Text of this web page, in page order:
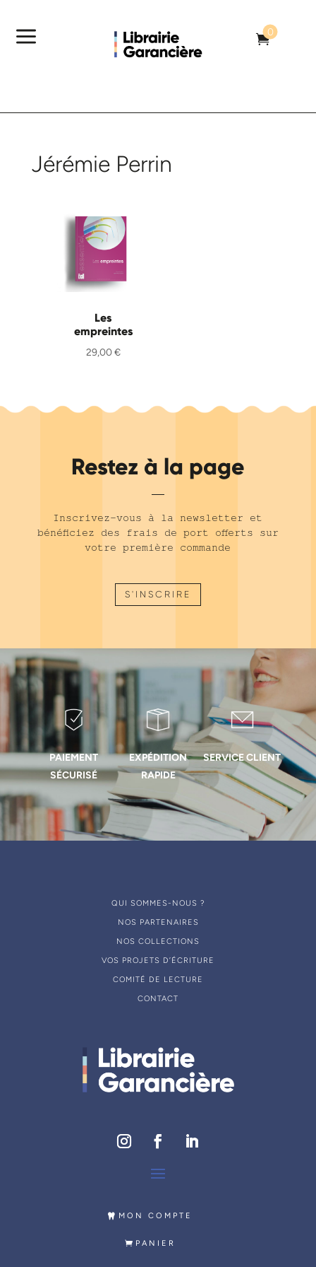
a 
0
Jérémie Perrin
Les
empreintes
29,00€
Restez à la page
Inscrivez-vous à la newsletter et
bénéficiez des frais de port offerts sur
votre première commande
S'INSCRIRE
PAIEMENT
SÉCURISÉ
EXPÉDITION
RAPIDE
SERVICE CLIENT
QUI SOMMES-NOUS ?
NOS PARTENAIRES
NOS COLLECTIONS
VOS PROJETS D’ÉCRITURE
COMITÉ DE LECTURE
CONTACT
MON COMPTE
PANIER